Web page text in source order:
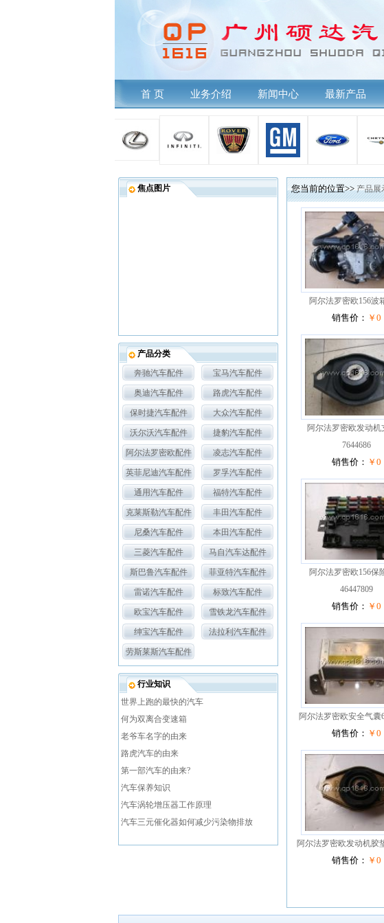
首 页 业务介绍 新闻中心 最新产品
焦点图片
产品分类
奔驰汽车配件
宝马汽车配件
奥迪汽车配件 路虎汽车配件
保时捷汽车配件 大众汽车配件
沃尔沃汽车配件 捷豹汽车配件
阿尔法罗密欧配件 凌志汽车配件
英菲尼迪汽车配件 罗孚汽车配件
通用汽车配件 福特汽车配件
克莱斯勒汽车配件 丰田汽车配件
尼桑汽车配件 本田汽车配件
三菱汽车配件 马自汽车达配件
斯巴鲁汽车配件 菲亚特汽车配件
雷诺汽车配件 标致汽车配件
欧宝汽车配件 雪铁龙汽车配件
绅宝汽车配件 法拉利汽车配件
劳斯莱斯汽车配件
行业知识
世界上跑的最快的汽车
何为双离合变速箱
老爷车名字的由来
路虎汽车的由来
第一部汽车的由来?
汽车保养知识
汽车涡轮增压器工作原理
汽车三元催化器如何减少污染物排放
您当前的位置>>产品展
阿尔法罗密欧156波
销售价： ￥0
阿尔法罗密欧发动机
7644686
销售价： ￥0
阿尔法罗密欧156保
46447809
销售价： ￥0
阿尔法罗密欧安全气囊
销售价： ￥0
阿尔法罗密欧发动机胶
销售价： ￥0